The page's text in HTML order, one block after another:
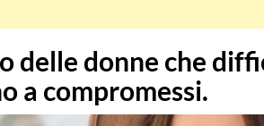
delle donne che
a compromessi.